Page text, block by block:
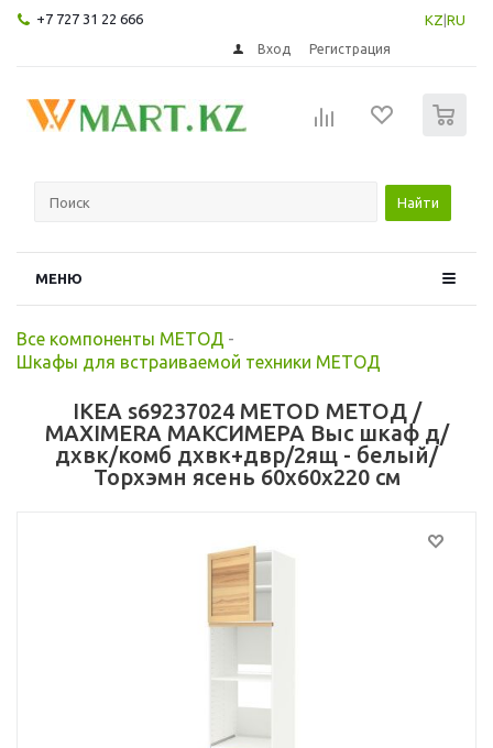
+7 727 31 22 666 KZ RU
Вход Регистрация
Найти
МЕНЮ
Все компоненты МЕТОД -
Шкафы для встраиваемой техники МЕТОД
IKEA s69237024 METOD МЕТОД /
MAXIMERA МАКСИМЕРА Выс шкаф д/
дхвк/комб дхвк+двр/2ящ - белый/
Торхэмн ясень 60x60x220 см